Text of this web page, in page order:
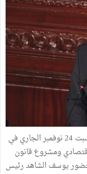
يشرع مجلس نوّاب الشعب بداية من يوم السبت 24 نوفمبر الجاري في
ومشروع قانون
وذلك بحضور يوسف الشاهد رئيس